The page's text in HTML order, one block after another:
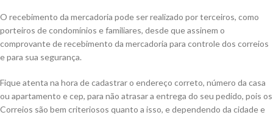
O recebimento da mercadoria pode ser realizado por terceiros, como
porteiros de condomínios e familiares, desde que assinem o
comprovante de recebimento da mercadoria para controle dos correios
e para sua segurança.
Fique atenta na hora de cadastrar o endereço correto, número da casa
ou apartamento e cep, para não atrasar a entrega do seu pedido, pois os
Correios são bem criteriosos quanto a isso, e dependendo da cidade e